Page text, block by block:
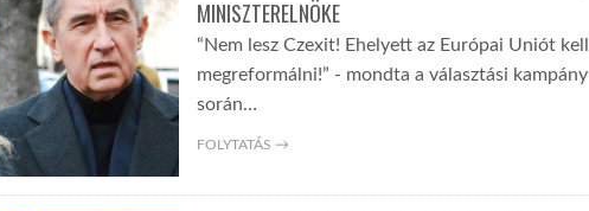
MINISZTERELNÖKE
“Nem lesz Czexit! Ehelyett az Európai Uniót kell
megreformálni!” - mondta a választási kampány
során…
FOLYTATÁS →